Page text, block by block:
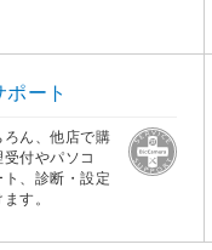
ート
ろん、他店で購
付やパソコ
、診断・設定
す。